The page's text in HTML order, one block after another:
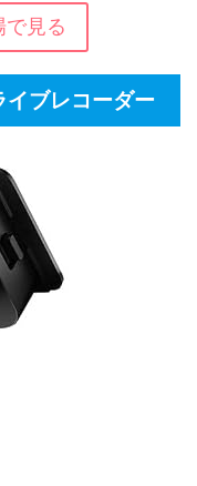
で見る
ブレコーダー